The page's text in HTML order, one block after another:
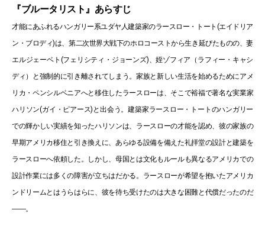
『ブルータリスト』あらすじ
才能にあふれるハンガリー系ユダヤ人建築家のラースロー・トート(エイドリア
ン・ブロディ)は、第二次世界大戦下のホロコーストから生き延びたものの、妻
エルジェーベト(フェリシティ・ジョーンズ)、姪ゾフィア（ラフィー・キャシ
ディ）と強制的に引き離されてしまう。家族と新しい生活を始めるためにアメ
リカ・ペンシルベニアへと移住したラースローは、そこで裕福で著名な実業家
ハリソン(ガイ・ピアース)と出会う。建築家ラースロー・トートのハンガリー
での輝かしい実績を知ったハリソンは、ラースローの才能を認め、彼の家族の
早期アメリカ移住と引き換えに、あらゆる設備を備えた礼拝堂の設計と建築を
ラースローへ依頼した。しかし、母国とは文化もルールも異なるアメリカでの
設計作業には多くの障害が立ちはだかる。ラースローが希望を抱いたアメリカ
ンドリームとはうらはらに、彼を待ち受けたのは大きな困難と代償だったのだ
――。